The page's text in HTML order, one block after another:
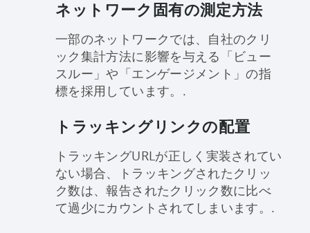
ネットワーク固有の測定方法
一部のネットワークでは、自社のクリ
ック集計方法に影響を与える「ビュー
スルー」や「エンゲージメント」の指
標を採用しています。.
トラッキングリンクの配置
トラッキングURLが正しく実装されてい
ない場合、トラッキングされたクリッ
ク数は、報告されたクリック数に比べ
て過少にカウントされてしまいます。.